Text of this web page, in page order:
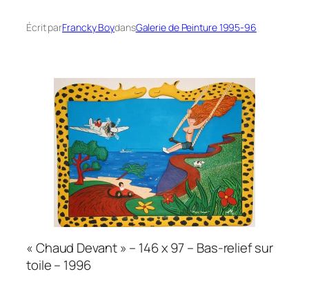
Écrit parFrancky BoydansGalerie de Peinture 1995-96
« Chaud Devant » – 146 x 97 – Bas-relief sur
toile – 1996